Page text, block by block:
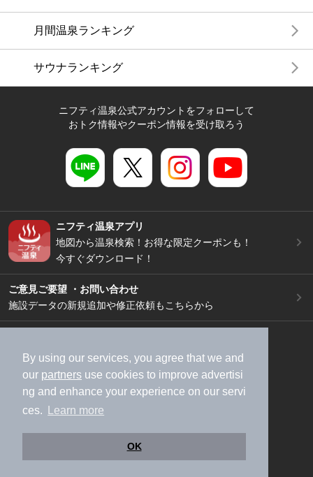
By using our services, you agree that we and
our partners use cookies to improve advertisi
ng and enhance your experience on our servi
ces.
Learn more
OK
月間温泉ランキング
サウナランキング
ニフティ温泉公式アカウントをフォローして
おトク情報やクーポン情報を受け取ろう
ニフティ温泉アプリ
地図から温泉検索！お得な限定クーポンも！
今すぐダウンロード！
ご意見ご要望 ・お問い合わせ
施設データの新規追加や修正依頼もこちらから
加盟店募集（資料請求）
広告出稿のご案内
利用規約
ライフスタイルMEMBERS+規約
特定商取引法に基づく表記
ヘルプ
採用情報
運営会社